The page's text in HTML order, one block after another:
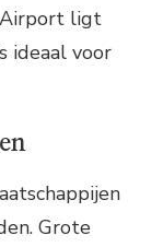
Airport ligt
ideaal voor
Grote